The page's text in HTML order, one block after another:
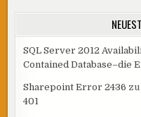
SQL Server 2012
Contained Database–die
Sharepoint Error 2436 zu
401